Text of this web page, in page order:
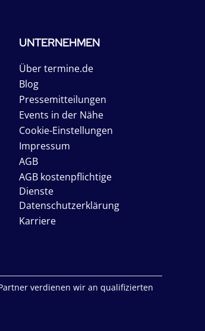
UNTERNEHMEN
Über termine.de
Blog
Pressemitteilungen
Events in der Nähe
Cookie-Einstellungen
Impressum
AGB
AGB kostenpflichtige
Dienste
Datenschutzerklärung
Karriere
verdienen wir an qualifizierten